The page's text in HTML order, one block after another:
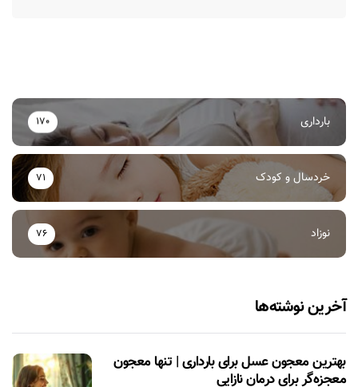
بارداری 170
خردسال و کودک 71
نوزاد 76
آخرین نوشته‌ها
بهترین معجون عسل برای بارداری | تنها معجون
معجزه‌گر برای درمان نازایی